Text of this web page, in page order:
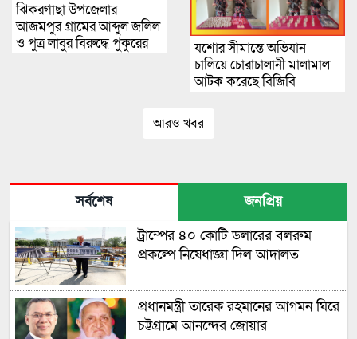
ঝিকরগাছা উপজেলার
আজমপুর গ্রামের আব্দুল জলিল
ও পুত্র লাবুর বিরুদ্ধে পুকুরের
যশোর সীমান্তে অভিযান
চালিয়ে চোরাচালানী মালামাল
আটক করেছে বিজিবি
আরও খবর
সর্বশেষ জনপ্রিয়
ট্রাম্পের ৪০ কোটি ডলারের বলরুম
প্রকল্পে নিষেধাজ্ঞা দিল আদালত
প্রধানমন্ত্রী তারেক রহমানের আগমন ঘিরে
চট্টগ্রামে আনন্দের জোয়ার